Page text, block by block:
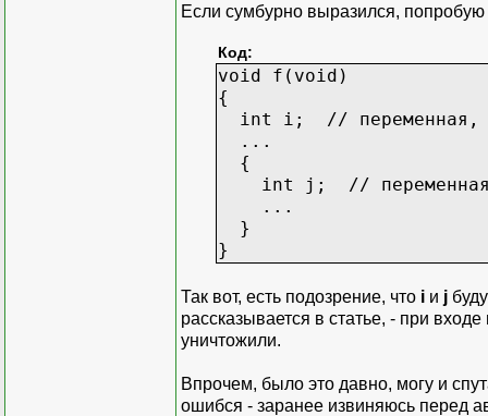
Если сумбурно выразился,
Код:
void f(void)
{
int i; // переменная,
...
{
int j; // переменная,
...
}
}
Так вот, есть подозрение, что i и j
рассказывается в статье, - при
уничтожили.
Впрочем, было это давно, могу и
ошибся - заранее извиняюсь перед